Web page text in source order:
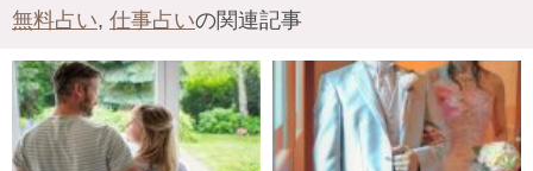
無料占い, 仕事占いの関連記事